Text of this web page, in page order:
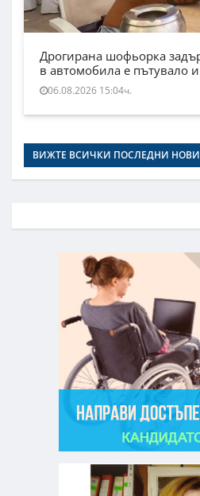
Дрогирана шофьорка
в автомобила е пътувало
06.08.2026 15:04ч.
ВИЖТЕ ВСИЧКИ ПОСЛЕДНИ